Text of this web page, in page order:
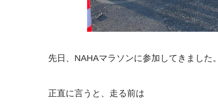
先日、NAHAマラソンに参加してきました
正直に言うと、走る前は